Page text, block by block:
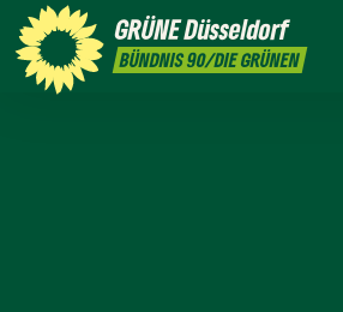
GRÜNEDüsseldorf
BÜNDNIS 90/DIE GRÜNEN
GRÜNFUNK Jobs Presse
Stadtbezirke Termine